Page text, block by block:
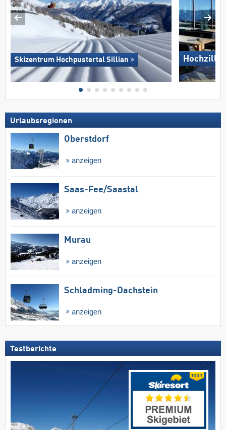
Skizentrum Hochpustertal Sillian
Urlaubsregionen
Oberstdorf
anzeigen
Saas-Fee/​Saastal
anzeigen
Murau
anzeigen
Schladming-Dachstein
anzeigen
Testberichte